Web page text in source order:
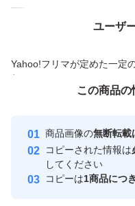
ユーザ
Yahoo!フリマが定めた一定
付与しています
安心取引出品者
取引実績
価格の相談
この商品
商品画像の無断転載
コピーされた情報は
してください
コピーは1商品につ
この商品をみている人に